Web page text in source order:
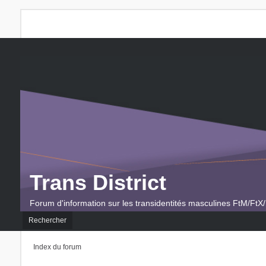
Trans District
Forum d'information sur les transidentités masculines FtM/
Rechercher
Index du forum